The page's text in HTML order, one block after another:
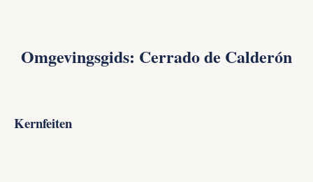
Omgevingsgids: Cerrado de Calderón
Kernfeiten